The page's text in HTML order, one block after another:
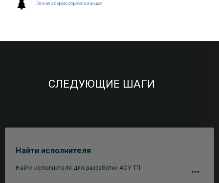
Лесная и деревообрабатывающая
СЛЕДУЮЩИЕ ШАГИ
Найти исполнителя
Найти исполнителя для разработки АСУ ТП